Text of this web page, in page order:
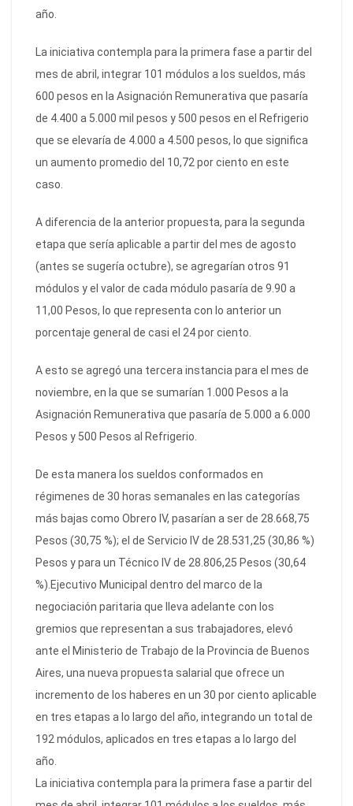
año.
La iniciativa contempla para la primera fase a partir del
mes de abril, integrar 101 módulos a los sueldos, más
600 pesos en la Asignación Remunerativa que pasaría
de 4.400 a 5.000 mil pesos y 500 pesos en el Refrigerio
que se elevaría de 4.000 a 4.500 pesos, lo que significa
un aumento promedio del 10,72 por ciento en este
caso.
A diferencia de la anterior propuesta, para la segunda
etapa que sería aplicable a partir del mes de agosto
(antes se sugería octubre), se agregarían otros 91
módulos y el valor de cada módulo pasaría de 9.90 a
11,00 Pesos, lo que representa con lo anterior un
porcentaje general de casi el 24 por ciento.
A esto se agregó una tercera instancia para el mes de
noviembre, en la que se sumarían 1.000 Pesos a la
Asignación Remunerativa que pasaría de 5.000 a 6.000
Pesos y 500 Pesos al Refrigerio.
De esta manera los sueldos conformados en
régimenes de 30 horas semanales en las categorías
más bajas como Obrero IV, pasarían a ser de 28.668,75
Pesos (30,75 %); el de Servicio IV de 28.531,25 (30,86 %)
Pesos y para un Técnico IV de 28.806,25 Pesos (30,64
%).Ejecutivo Municipal dentro del marco de la
negociación paritaria que lleva adelante con los
gremios que representan a sus trabajadores, elevó
ante el Ministerio de Trabajo de la Provincia de Buenos
Aires, una nueva propuesta salarial que ofrece un
incremento de los haberes en un 30 por ciento aplicable
en tres etapas a lo largo del año, integrando un total de
192 módulos, aplicados en tres etapas a lo largo del
año.
La iniciativa contempla para la primera fase a partir del